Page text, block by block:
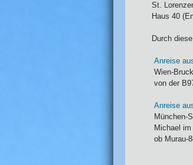
St.
Haus 40
Durch
Anreise
Wien-
von der
Anreise
München-
Michael
ob Murau-